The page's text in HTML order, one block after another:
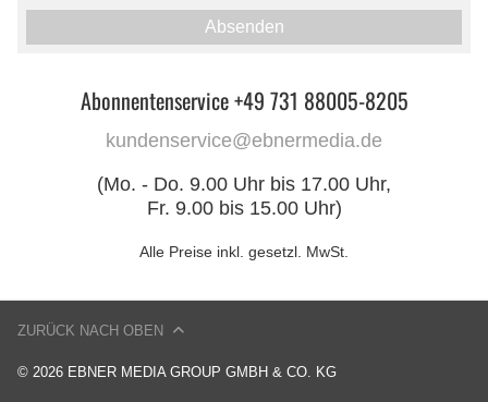
Absenden
Abonnentenservice +49 731 88005-8205
kundenservice@ebnermedia.de
(Mo. - Do. 9.00 Uhr bis 17.00 Uhr,
Fr. 9.00 bis 15.00 Uhr)
Alle Preise inkl. gesetzl. MwSt.
© 2026 EBNER MEDIA GROUP GMBH & CO. KG
ZURÜCK NACH OBEN